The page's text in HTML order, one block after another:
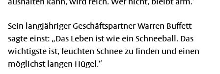
aushalten kann, wird reich. Wer nicht, bleibt arm.“
Sein langjähriger Geschäftspartner Warren Buffett
sagte einst: „Das Leben ist wie ein Schneeball. Das
wichtigste ist, feuchten Schnee zu finden und einen
möglichst langen Hügel.“